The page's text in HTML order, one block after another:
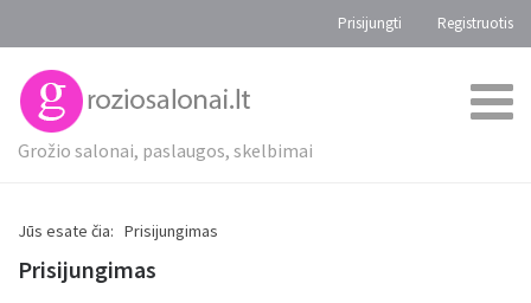
Prisijungti Registruotis
Grožio salonai, paslaugos, skelbimai
Jūs esate čia: Prisijungimas
Prisijungimas